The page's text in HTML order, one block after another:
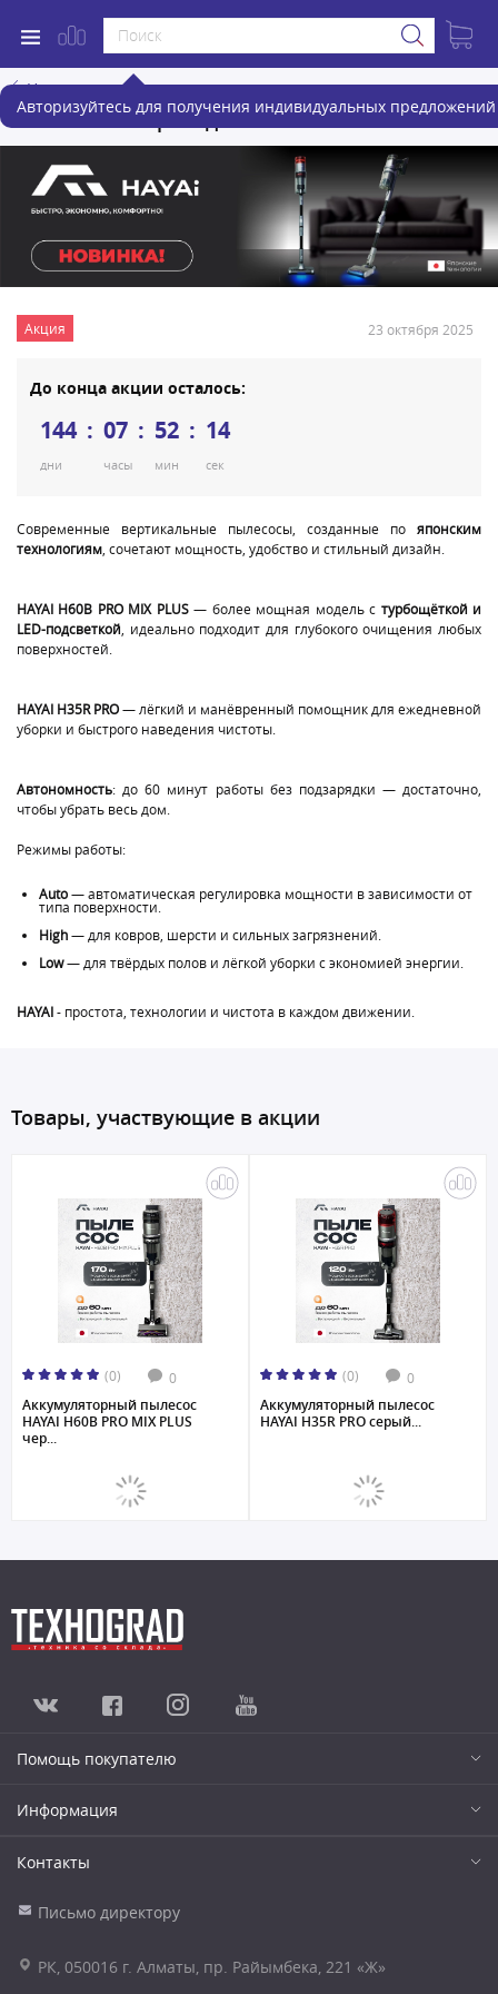
Авторизуйтесь для получения индивидуальных предложений
Назад
Новинка! Беспроводные пылесосы HAYAI
Акция 23 октября 2025
До конца акции осталось:
144
дни
07
часы
52
мин
14
сек
Современные вертикальные пылесосы, созданные по японским
технологиям , сочетают мощность, удобство и стильный дизайн.
HAYAI H60B PRO MIX PLUS— более мощная модель с турбощёткой и
LED-подсветкой , идеально подходит для глубокого очищения любых
поверхностей.
HAYAI H35R PRO— лёгкий и манёвренный помощник для ежедневной
уборки и быстрого наведения чистоты.
Автономность: до 60 минут работы без подзарядки — достаточно,
чтобы убрать весь дом.
Режимы работы:
Auto— автоматическая регулировка мощности в зависимости от
типа поверхности.
High— для ковров, шерсти и сильных загрязнений.
Low— для твёрдых полов и лёгкой уборки с экономией энергии.
HAYAI- простота, технологии и чистота в каждом движении.
Товары, участвующие в акции
(0) 0
Аккумуляторный пылесос
HAYAI H60B PRO MIX PLUS
чер...
(0) 0
Аккумуляторный пылесос
HAYAI H35R PRO серый...
Помощь покупателю
Информация
Контакты
Письмо директору
РК, 050016 г. Алматы, пр. Райымбека, 221 «Ж»